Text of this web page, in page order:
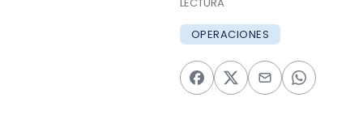
OPERACIONES